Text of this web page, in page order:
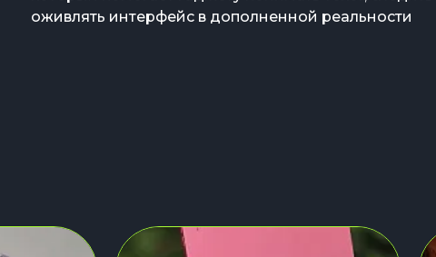
оживлять интерфейс в дополненной реальности